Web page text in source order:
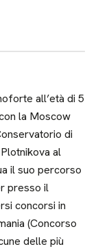
all’età di 5
la Moscow
di
al
il suo percorso
presso il
concorsi in
(Concorso
delle più